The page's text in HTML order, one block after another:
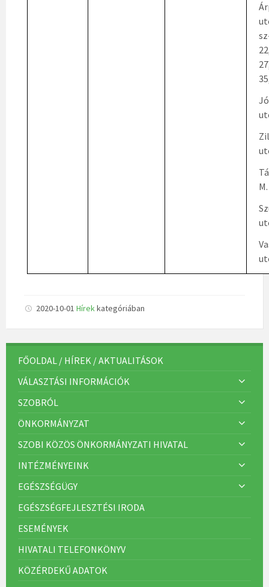
2020-10-01 Hírekkategóriában
FŐOLDAL / HÍREK / AKTUALITÁSOK
VÁLASZTÁSI INFORMÁCIÓK
SZOBRÓL
ÖNKORMÁNYZAT
SZOBI KÖZÖS ÖNKORMÁNYZATI HIVATAL
INTÉZMÉNYEINK
EGÉSZSÉGÜGY
EGÉSZSÉGFEJLESZTÉSI IRODA
ESEMÉNYEK
HIVATALI TELEFONKÖNYV
KÖZÉRDEKŰ ADATOK